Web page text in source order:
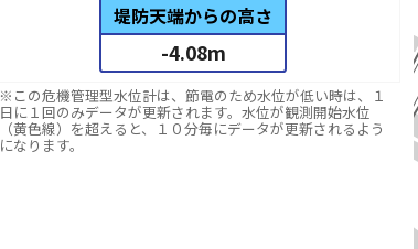
堤防天端からの高さ
-4.08m
※この危機管理型水位計は、節電のため水位が低い時は、１
日に１回のみデータが更新されます。水位が観測開始水位
（黄色線）を超えると、１０分毎にデータが更新されるよう
になります。